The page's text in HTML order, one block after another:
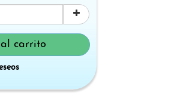
carrito